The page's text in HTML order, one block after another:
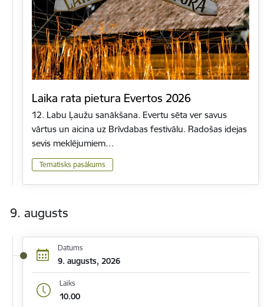
Laika rata pietura Evertos 2026
12. Labu Ļaužu sanākšana. Evertu sēta ver savus
vārtus un aicina uz Brīvdabas festivālu. Radošas idejas
sevis meklējumiem…
Tematisks pasākums
9. augusts
Datums
9. augusts, 2026
Laiks
10.00